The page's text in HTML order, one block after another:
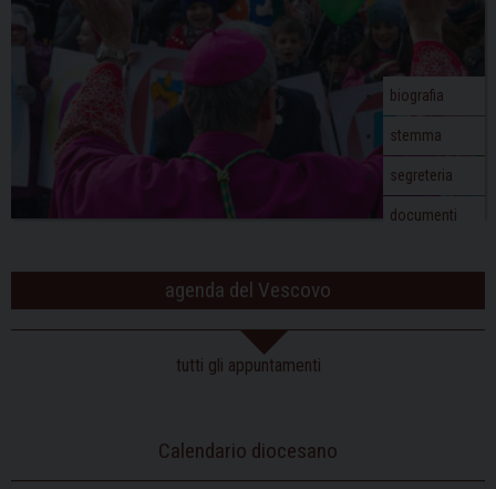
biografia
stemma
segreteria
documenti
agenda del Vescovo
tutti gli appuntamenti
Calendario diocesano